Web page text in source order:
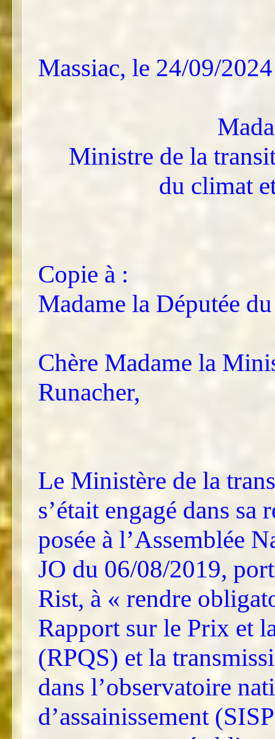
Massiac, le 24/09/2024
Ministre de la
du climat
Copie à :
Madame la Députée
Chère Madame la
Runacher,
Le Ministère de la
s’était engagé dans sa
posée à l’Assemblée
JO du 06/08/2019,
Rist, à « rendre
Rapport sur le Prix et
(RPQS) et la
dans l’observatoire
d’assainissement